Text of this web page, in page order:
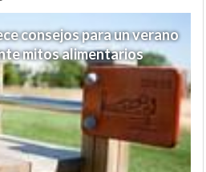
consejos para un verano
mitos alimentarios